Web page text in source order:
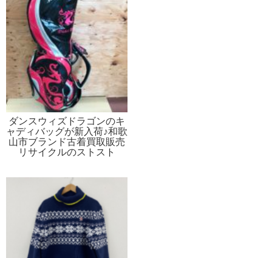
ダンスウィズドラゴンのキ
ャディバッグが新入荷♪和歌
山市ブランド古着買取販売
リサイクルのストスト